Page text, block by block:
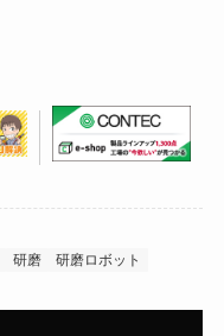
研磨 研磨ロボット